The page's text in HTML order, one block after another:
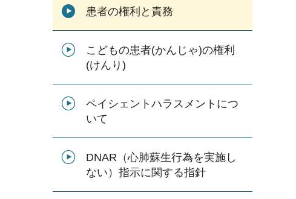
患者の権利と責務
こどもの患者(かんじゃ)の権利
(けんり)
ペイシェントハラスメントにつ
いて
DNAR（心肺蘇生行為を実施し
ない）指示に関する指針